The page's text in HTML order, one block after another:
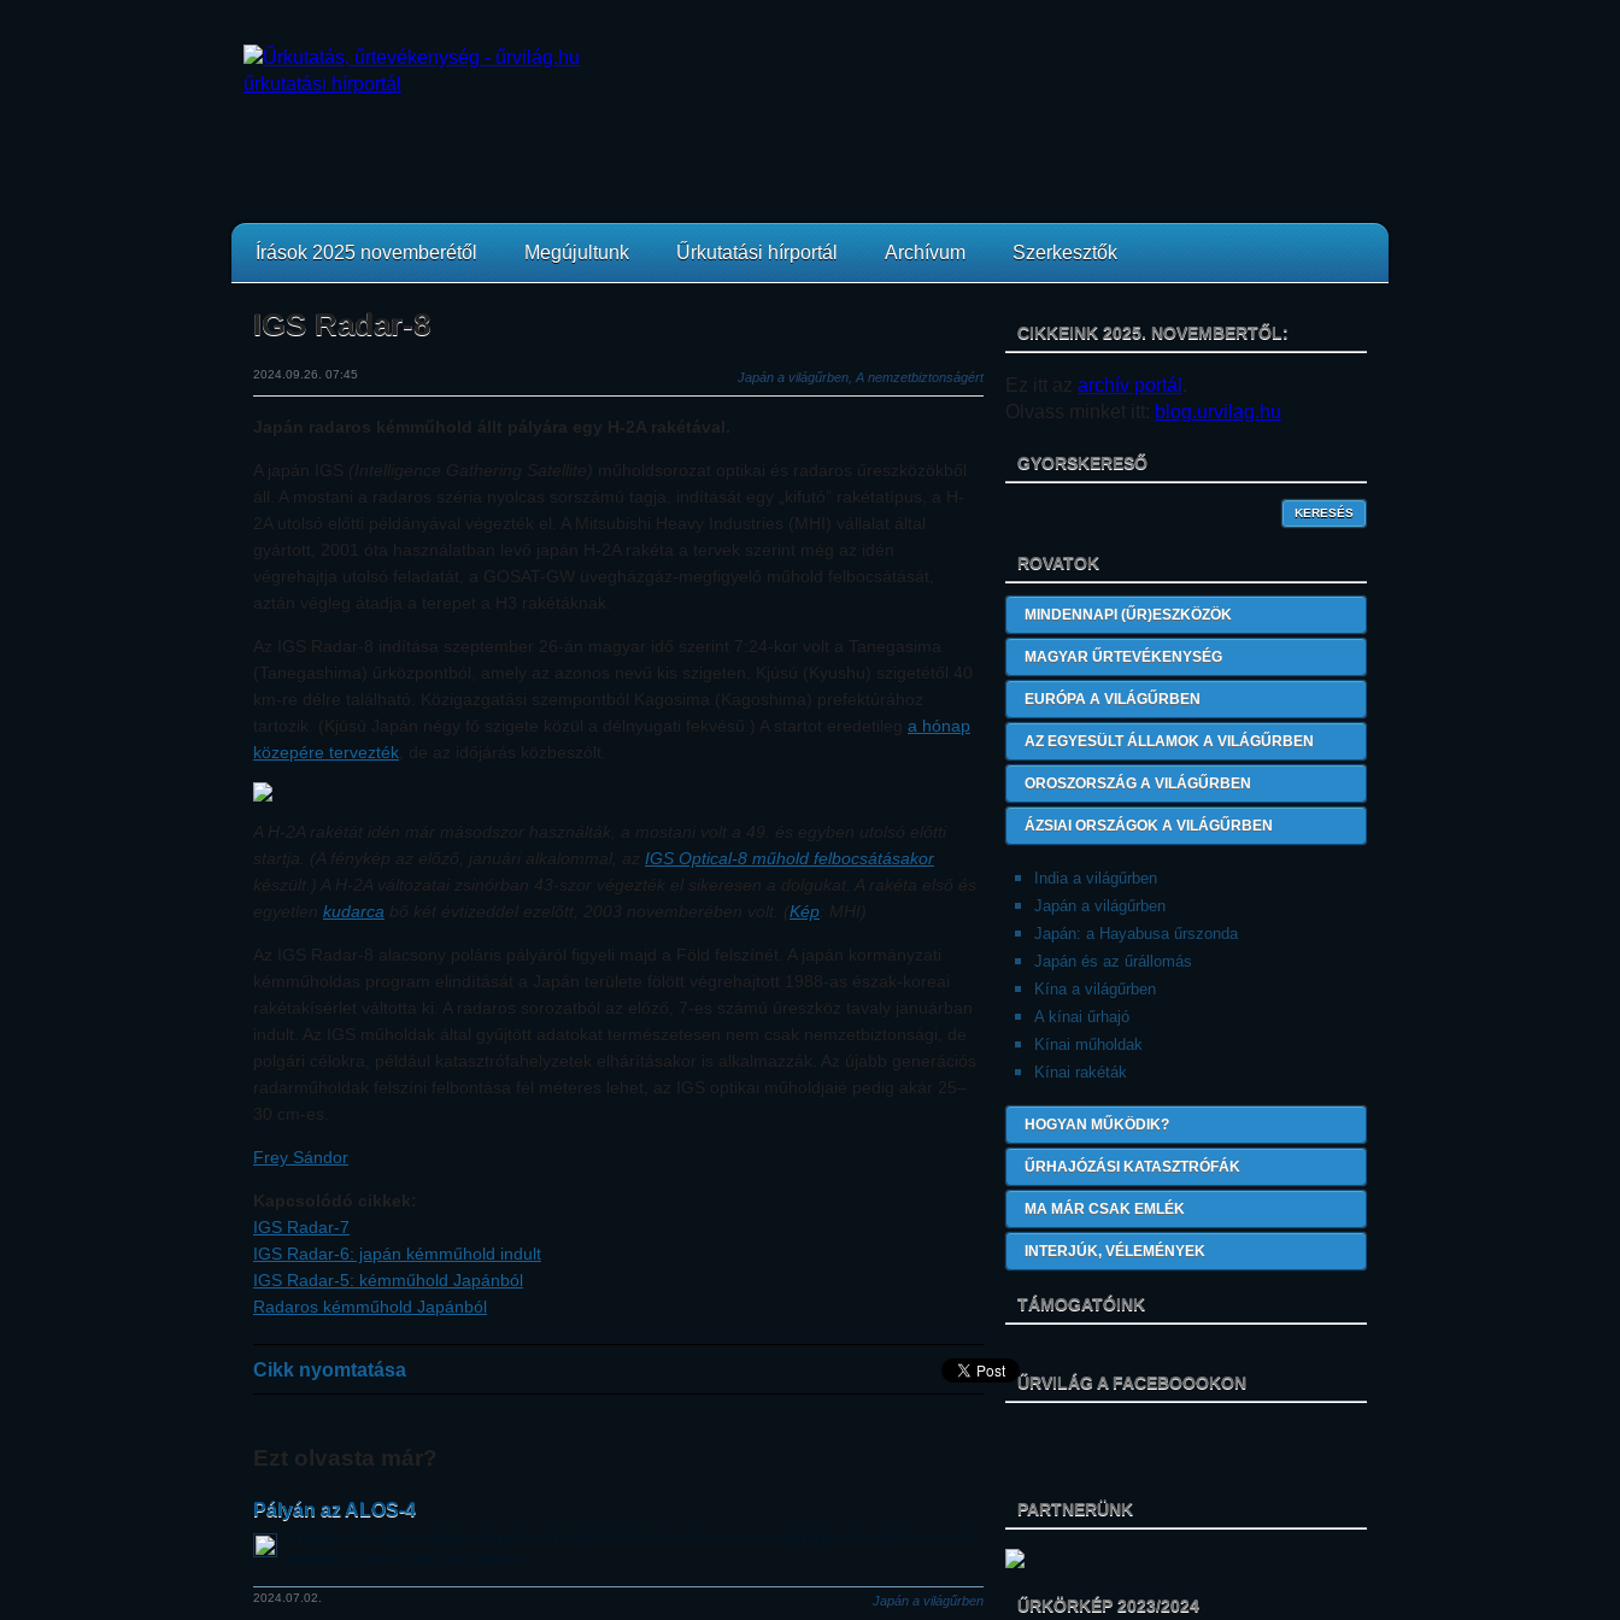
Írások 2025 novemberétől Megújultunk Űrkutatási hírportál Archívum Szerkesztők
IGS Radar-8
2024.09.26. 07:45 Japán a világűrben, A nemzetbiztonságért
Japán radaros kémműhold állt pályára egy H-2A rakétával.
A japán IGS (Intelligence Gathering Satellite) műholdsorozat optikai és radaros űreszközökből
áll. A mostani a radaros széria nyolcas sorszámú tagja, indítását egy „kifutó” rakétatípus, a H-
2A utolsó előtti példányával végezték el. A Mitsubishi Heavy Industries (MHI) vállalat által
gyártott, 2001 óta használatban levő japán H-2A rakéta a tervek szerint még az idén
végrehajtja utolsó feladatát, a GOSAT-GW üvegházgáz-megfigyelő műhold felbocsátását,
aztán végleg átadja a terepet a H3 rakétáknak.
Az IGS Radar-8 indítása szeptember 26-án magyar idő szerint 7:24-kor volt a Tanegasima
(Tanegashima) űrközpontból, amely az azonos nevű kis szigeten, Kjúsú (Kyushu) szigetétől 40
km-re délre található. Közigazgatási szempontból Kagosima (Kagoshima) prefektúrához
tartozik. (Kjúsú Japán négy fő szigete közül a délnyugati fekvésű.) A startot eredetileg a hónap
közepére tervezték , de az időjárás közbeszólt.
A H-2A rakétát idén már másodszor használták, a mostani volt a 49. és egyben utolsó előtti
startja. (A fénykép az előző, januári alkalommal, az IGS Optical-8 műhold felbocsátásakor
készült.) A H-2A változatai zsinórban 43-szor végezték el sikeresen a dolgukat. A rakéta első és
egyetlen kudarca bő két évtizeddel ezelőtt, 2003 novemberében volt. (Kép: MHI)
Az IGS Radar-8 alacsony poláris pályáról figyeli majd a Föld felszínét. A japán kormányzati
kémműholdas program elindítását a Japán területe fölött végrehajtott 1988-as észak-koreai
rakétakísérlet váltotta ki. A radaros sorozatból az előző, 7-es számú űreszköz tavaly januárban
indult. Az IGS műholdak által gyűjtött adatokat természetesen nem csak nemzetbiztonsági, de
polgári célokra, például katasztrófahelyzetek elhárításakor is alkalmazzák. Az újabb generációs
radarműholdak felszíni felbontása fél méteres lehet, az IGS optikai műholdjaié pedig akár 25–
30 cm-es.
Frey Sándor
Kapcsolódó cikkek:
IGS Radar-7
IGS Radar-6: japán kémműhold indult
IGS Radar-5: kémműhold Japánból
Radaros kémműhold Japánból
Cikk nyomtatása
Ezt olvasta már?
Pályán az ALOS-4
2024.07.02. Japán a világűrben
CIKKEINK 2025. NOVEMBERTŐL:
Ez itt az archív portál .
Olvass minket itt: blog.urvilag.hu
GYORSKERESŐ
ROVATOK
MINDENNAPI (ŰR)ESZKÖZÖK
MAGYAR ŰRTEVÉKENYSÉG
EURÓPA A VILÁGŰRBEN
AZ EGYESÜLT ÁLLAMOK A VILÁGŰRBEN
OROSZORSZÁG A VILÁGŰRBEN
ÁZSIAI ORSZÁGOK A VILÁGŰRBEN
India a világűrben
Japán a világűrben
Japán: a Hayabusa űrszonda
Japán és az űrállomás
Kína a világűrben
A kínai űrhajó
Kínai műholdak
Kínai rakéták
HOGYAN MŰKÖDIK?
ŰRHAJÓZÁSI KATASZTRÓFÁK
MA MÁR CSAK EMLÉK
INTERJÚK, VÉLEMÉNYEK
TÁMOGATÓINK
ŰRVILÁG A FACEBOOOKON
PARTNERÜNK
ŰRKÖRKÉP 2023/2024